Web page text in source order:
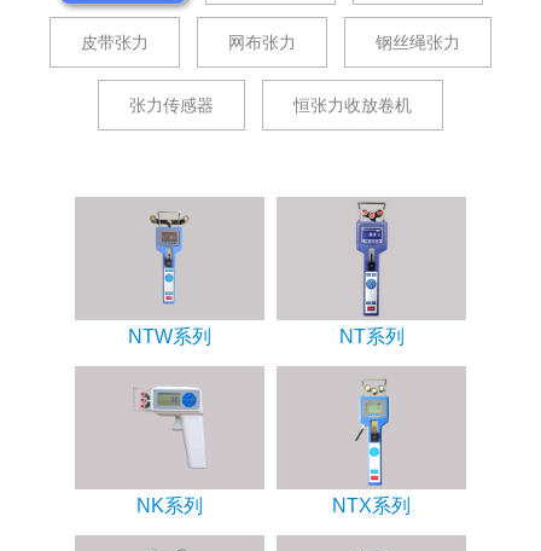
皮带张力 网布张力 钢丝绳张力
张力传感器 恒张力收放卷机
NTW系列 NT系列
NK系列 NTX系列